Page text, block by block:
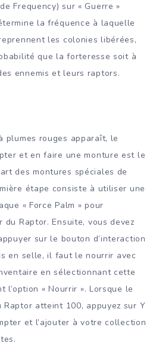
Frequency) sur « Guerre »
la fréquence à laquelle
les colonies libérées,
que la forteresse soit à
ennemis et leurs raptors.
plumes rouges apparaît, le
et en faire une monture est le
des montures spéciales de
étape consiste à utiliser une
« Force Palm » pour
Raptor. Ensuite, vous devez
sur le bouton d’interaction
en selle, il faut le nourrir avec
en sélectionnant cette
l’option « Nourrir ». Lorsque le
Raptor atteint 100, appuyez sur Y
et l’ajouter à votre collection